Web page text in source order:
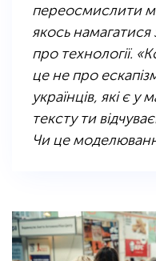
переосмислити
якось
про технології.
це не про
українців, які є у
тексту ти
Чи це